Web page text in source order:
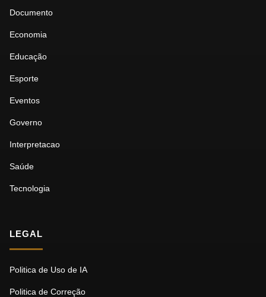
Documento
Economia
Educação
Esporte
Eventos
Governo
Interpretacao
Saúde
Tecnologia
LEGAL
Politica de Uso de IA
Politica de Correção